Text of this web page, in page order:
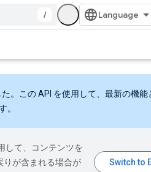
/
。この API を使用して、最新の機能
。
して、コンテンツを
りが含まれる場合が